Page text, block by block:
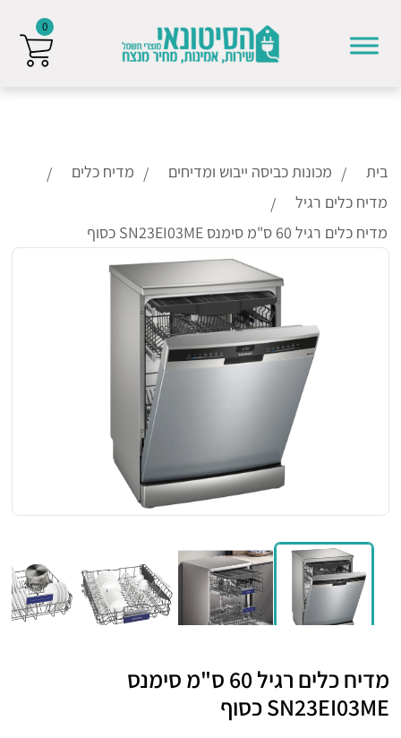
בית מכונות כביסה ייבוש ומדיחים
מדיח כלים
מדיח כלים רגיל
מדיח כלים רגיל 60 ס"מ סימנס SN23EI03ME כסוף
מדיח כלים רגיל 60 ס"מ סימנס
SN23EI03ME כסוף
0